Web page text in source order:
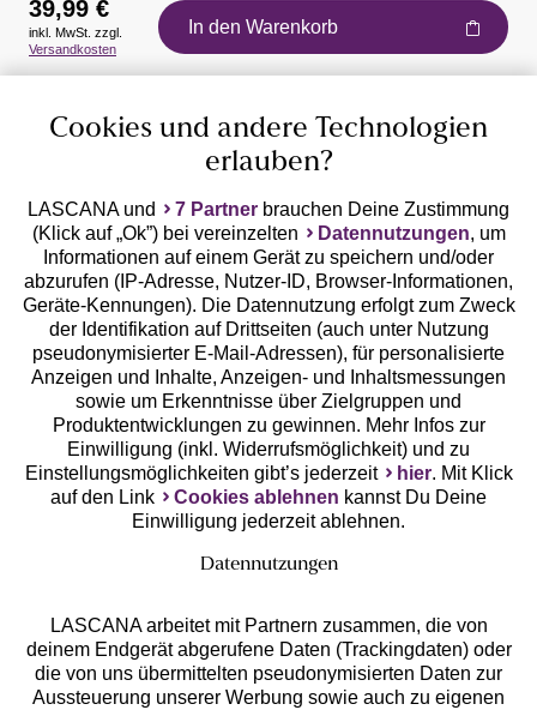
Auszeichnungen
Geprüfte Sicherheit
Unsere Apps
Services
39,99 €
inkl. MwSt. zzgl.
Versandkosten
In den Warenkorb
Cookies und andere Technologien
erlauben?
LASCANA und 7 Partner brauchen Deine Zustimmung
(Klick auf „Ok”) bei vereinzelten
Datennutzungen, um
Informationen auf einem Gerät zu speichern und/oder
abzurufen (IP-Adresse, Nutzer-ID, Browser-Informationen,
Geräte-Kennungen). Die Datennutzung erfolgt zum Zweck
der Identifikation auf Drittseiten (auch unter Nutzung
pseudonymisierter E-Mail-Adressen), für personalisierte
Anzeigen und Inhalte, Anzeigen- und Inhaltsmessungen
sowie um Erkenntnisse über Zielgruppen und
Produktentwicklungen zu gewinnen. Mehr Infos zur
Einwilligung (inkl. Widerrufsmöglichkeit) und zu
Einstellungsmöglichkeiten gibt’s jederzeit
hier. Mit Klick
auf den Link
Cookies ablehnen kannst Du Deine
Einwilligung jederzeit ablehnen.
Datennutzungen
LASCANA arbeitet mit Partnern zusammen, die von
deinem Endgerät abgerufene Daten (Trackingdaten) oder
die von uns übermittelten pseudonymisierten Daten zur
Aussteuerung unserer Werbung sowie auch zu eigenen